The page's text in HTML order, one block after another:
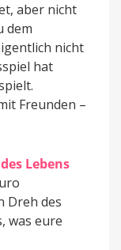
aber nicht
dem
nicht
hat
Freunden –
Lebens
Dreh des
was eure